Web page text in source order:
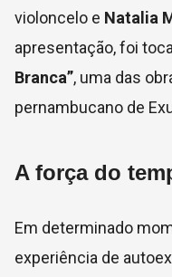
violoncelo e Natalia
apresentação, foi
Branca”, uma das
pernambucano de
A força do
Em determinado
experiência de